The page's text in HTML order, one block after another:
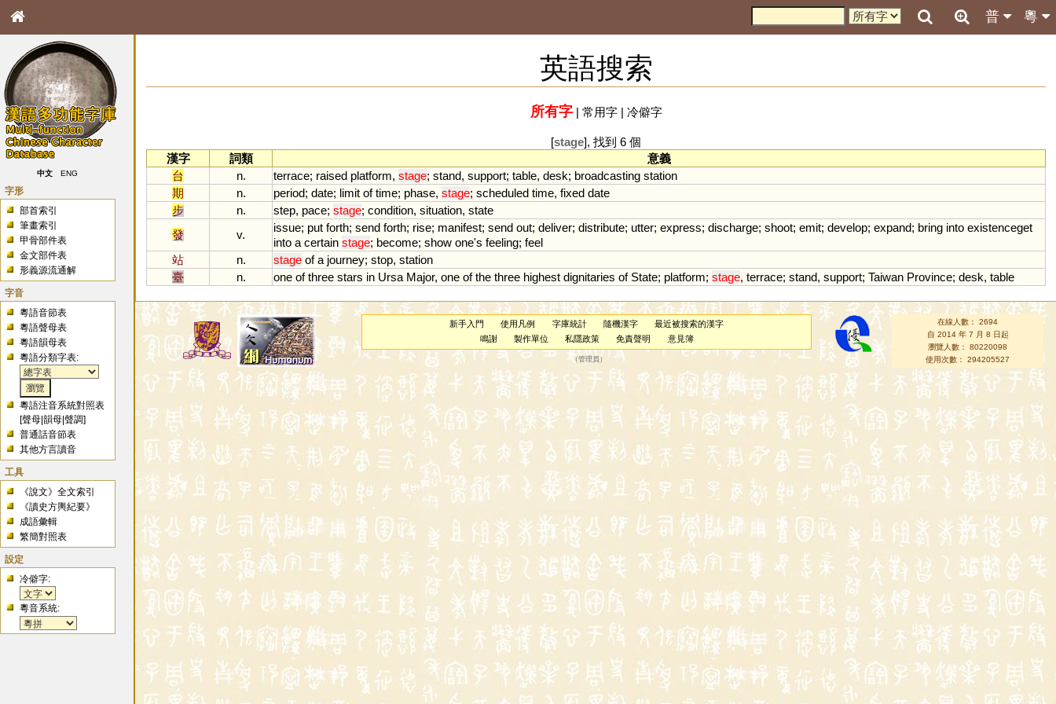
粵
普
中文 ENG
字形
部首索引
筆畫索引
甲骨部件表
金文部件表
形義源流通解
字音
粵語音節表
粵語聲母表
粵語韻母表
粵語分類字表:
粵語注音系統對照表
[聲母 |韻母 |聲調]
普通話音節表
其他方言讀音
工具
《說文》全文索引
《讀史方輿紀要》
成語彙輯
繁簡對照表
設定
冷僻字:
粵音系統:
英語搜索
所有字| 常用字| 冷僻字
[stage], 找到 6 個
漢字
詞類
意義
台
n. terrace; raised platform, stage; stand, support; table, desk; broadcasting station
期
n. period; date; limit of time; phase, stage; scheduled time, fixed date
步
n. step, pace; stage; condition, situation, state
發
v.
issue; put forth; send forth; rise; manifest; send out; deliver; distribute; utter; express; discharge; shoot; emit; develop; expand; bring into existenceget
into a certain stage; become; show one's feeling; feel
站
n. stage of a journey; stop, station
臺
n. one of three stars in Ursa Major, one of the three highest dignitaries of State; platform; stage, terrace; stand, support; Taiwan Province; desk, table
新手入門 使用凡例 字庫統計 隨機漢字
最近被搜索的漢字
鳴謝
製作單位 私隱政策 免責聲明 意見簿
（管理員）
在線人數： 2694
自 2014 年 7 月 8 日起
瀏覽人數： 80220098
使用次數： 294205527